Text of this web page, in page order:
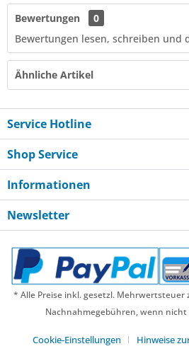
Bewertungen
0
Bewertungen lesen, schreiben und
Ähnliche Artikel
Service Hotline
Shop Service
Informationen
Newsletter
* Alle Preise inkl. gesetzl. Mehrwertsteuer
Nachnahmegebühren, wenn nicht
Cookie-Einstellungen Hinweise